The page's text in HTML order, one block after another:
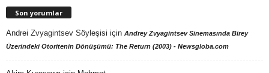
Son yorumlar
Andrei Zvyagintsev Söyleşisi için Andrey Zvyagintsev Sinemasında Birey
Üzerindeki Otoritenin Dönüşümü: The Return (2003) - Newsgloba.com